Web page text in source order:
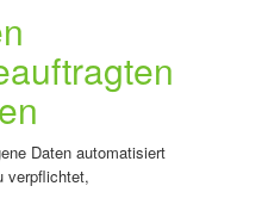
Daten automatisiert
verpflichtet,